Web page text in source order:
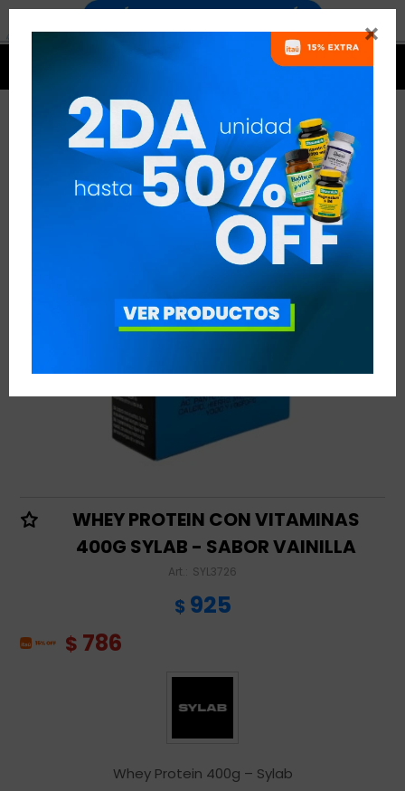

WHEY PROTEIN CON VITAMINAS
400G SYLAB - SABOR VAINILLA
SYL3726
$ 925
$ 786
Whey Protein 400g – Sylab